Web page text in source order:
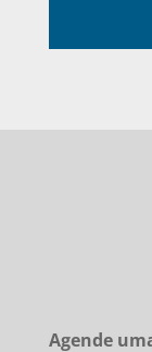
Agende